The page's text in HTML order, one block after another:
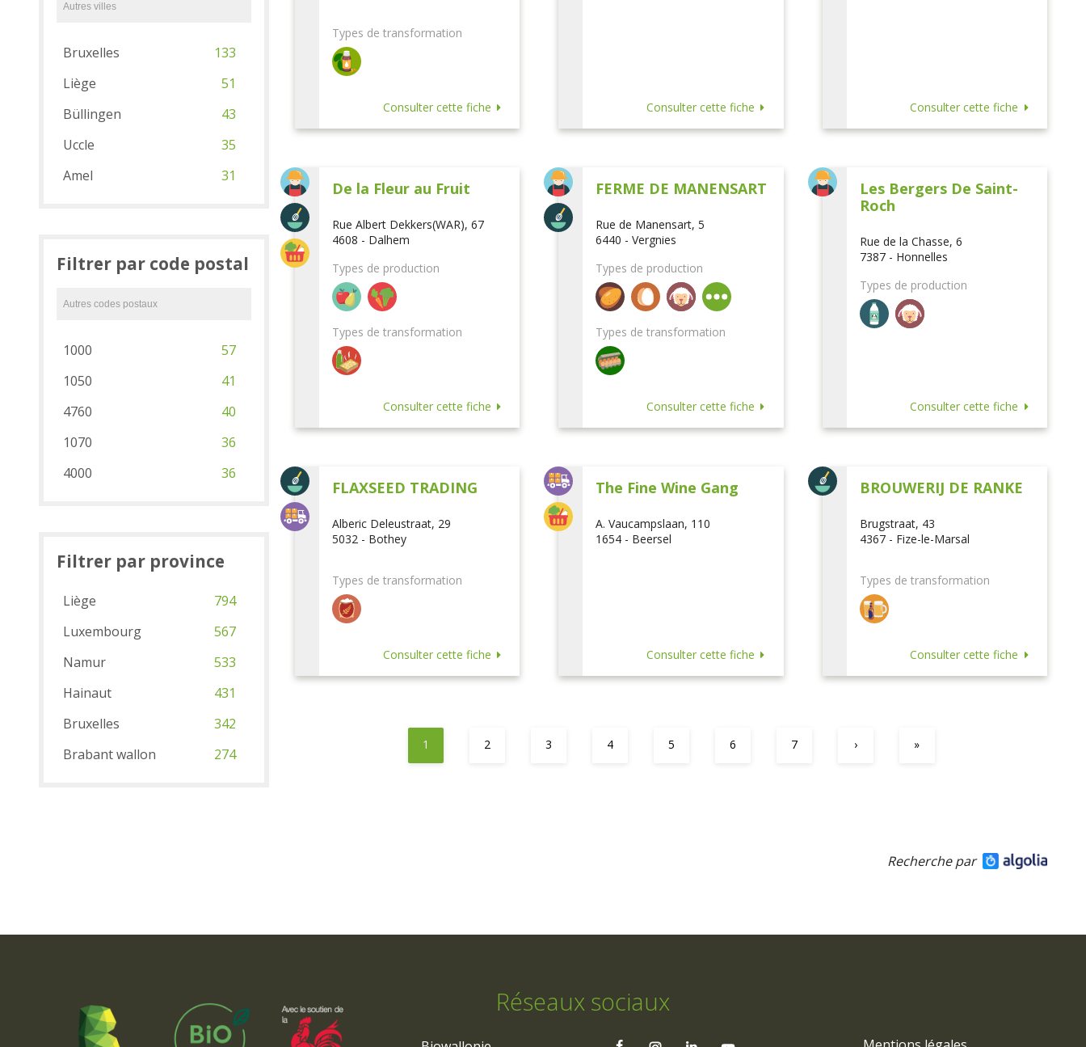
Types de transformation
Consulter cette fiche Consulter cette fiche Consulter cette fiche
De la Fleur au Fruit
Rue Albert Dekkers(WAR), 67
4608 - Dalhem
Types de production
Types de transformation
Consulter cette fiche
FERME DE MANENSART
Rue de Manensart, 5
6440 - Vergnies
Types de production
Types de transformation
Consulter cette fiche
Les Bergers De Saint-
Roch
Rue de la Chasse, 6
7387 - Honnelles
Types de production
Consulter cette fiche
FLAXSEED TRADING
Alberic Deleustraat, 29
5032 - Bothey
Types de transformation
Consulter cette fiche
The Fine Wine Gang
A. Vaucampslaan, 110
1654 - Beersel
Consulter cette fiche
BROUWERIJ DE RANKE
Brugstraat, 43
4367 - Fize-le-Marsal
Types de transformation
Consulter cette fiche
1 2 3 4 5 6 7 › »
Bruxelles
133
Liège
51
Büllingen
43
Uccle
35
Amel
31
Filtrer par code postal
1000
57
1050
41
4760
40
1070
36
4000
36
Filtrer par province
Liège
794
Luxembourg
567
Namur
533
Hainaut
431
Bruxelles
342
Brabant wallon
274
Recherche par
Réseaux sociaux